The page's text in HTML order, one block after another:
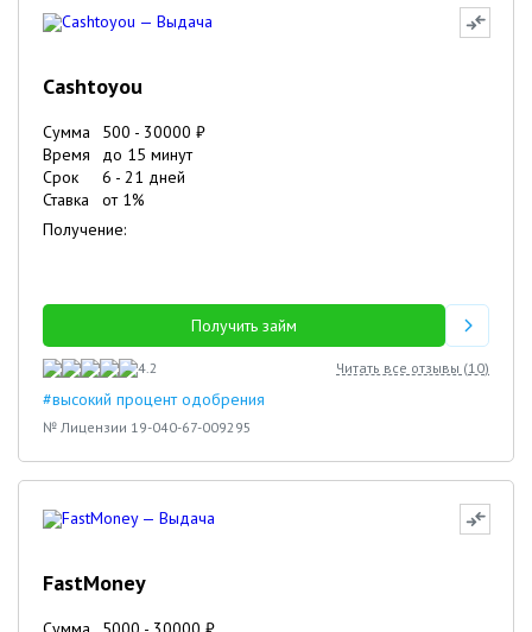
Cashtoyou
Сумма 500 - 30000 ₽
Время
до 15 минут
Срок
6 - 21 дней
Ставка
от 1%
Получение:
Получить займ
4.2 Читать все отзывы (10)
#высокий процент одобрения
№ Лицензии 19-040-67-009295
FastMoney